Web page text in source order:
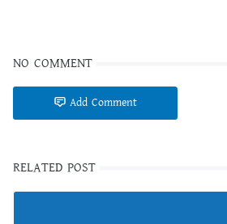
NO COMMENT
Add Comment
RELATED POST